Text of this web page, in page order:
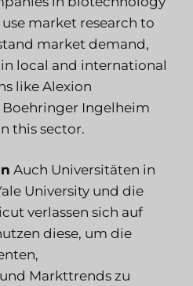
market research to
market demand,
local and international
like Alexion
Ingelheim
this sector.
Auch Universitäten in
University und die
verlassen sich auf
diese, um die
Markttrends zu